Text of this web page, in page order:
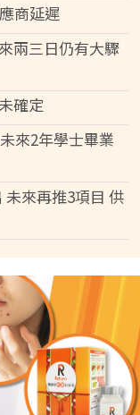
商延遲
兩三日仍有大驟
確定
來2年學士畢業
來再推3項目 供